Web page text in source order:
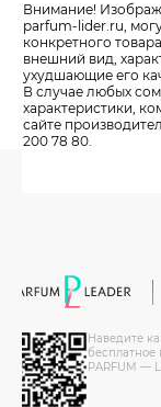
Внимание!
parfum-lider.ru,
конкретного
внешний вид,
ухудшающие его
В случае любых
характеристики,
сайте
200 78 80.
Наведите
PARFUM —